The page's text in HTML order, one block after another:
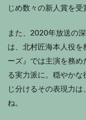
じめ数々の新人賞を受
また、2020年放送の
は、北村匠海本人役を
ーズ』では主演を務め
る実力派に。穏やか
じ分けるその表現力
ね。